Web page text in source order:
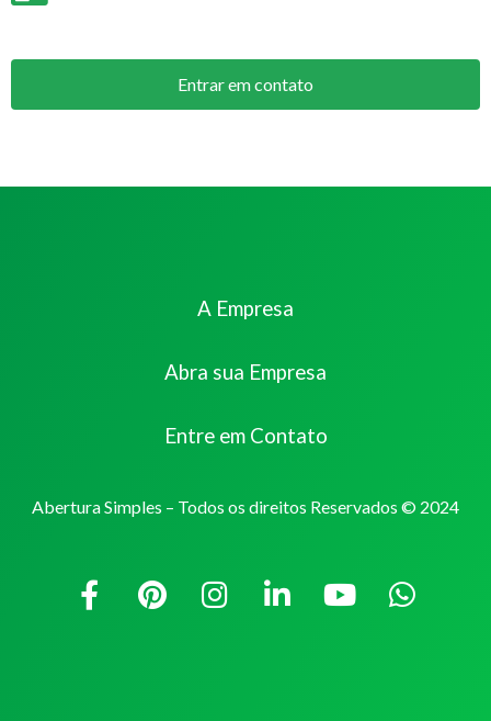
Entrar em contato
A Empresa
Abra sua Empresa
Entre em Contato
Abertura Simples – Todos os direitos Reservados © 2024